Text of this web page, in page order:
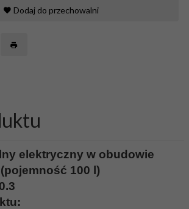
Dodaj do przechowalni
elektryczny w obudowie
100 l)